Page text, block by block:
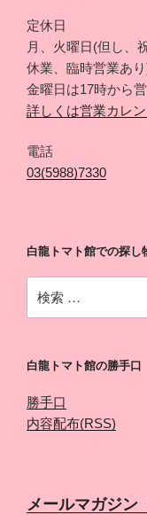
定休日
月、火曜日(但し
休業、臨時営業あ
金曜日は17時から
詳しくは営業カレ
電話
03(5988)7330
白龍トマト館での探し
索:
白龍トマト館の勝手口
勝手口
内容配布(RSS)
メールマガジン